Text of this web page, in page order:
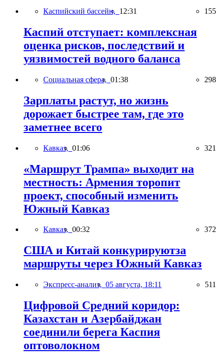
Каспийский бассейн, 12:31 155
Каспий отступает: комплексная
оценка рисков, последствий и
уязвимостей водного баланса
Социальная сфера, 01:38 298
Зарплаты растут, но жизнь
дорожает быстрее там, где это
заметнее всего
Кавказ, 01:06 321
«Маршрут Трампа» выходит на
местность: Армения торопит
проект, способный изменить
Южный Кавказ
Кавказ, 00:32 372
США и Китай конкурируютза
маршруты через Южный Кавказ
Экспресс-анализ, 05 августа, 18:11 511
Цифровой Средний коридор:
Казахстан и Азербайджан
соединили берега Каспия
оптоволокном